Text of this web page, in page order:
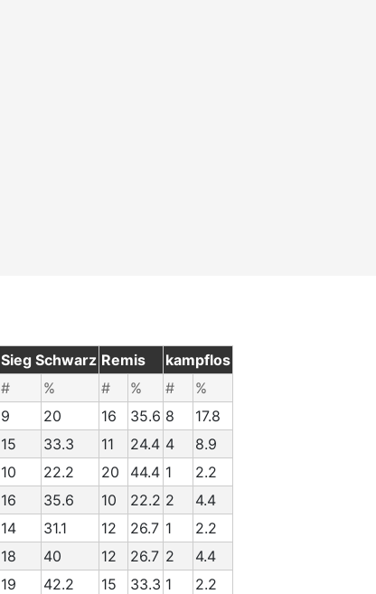
Sieg Schwarz Remis
kampflos
# % # % #
%
9 20 16 35.6 8
17.8
15 33.3 11 24.4 4
8.9
10 22.2 20 44.4 1
2.2
16 35.6 10 22.2 2
4.4
14 31.1 12 26.7 1
2.2
18 40 12 26.7 2
4.4
19 42.2 15 33.3 1
2.2